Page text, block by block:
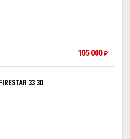
105 000₽
FIRESTAR 33 3D